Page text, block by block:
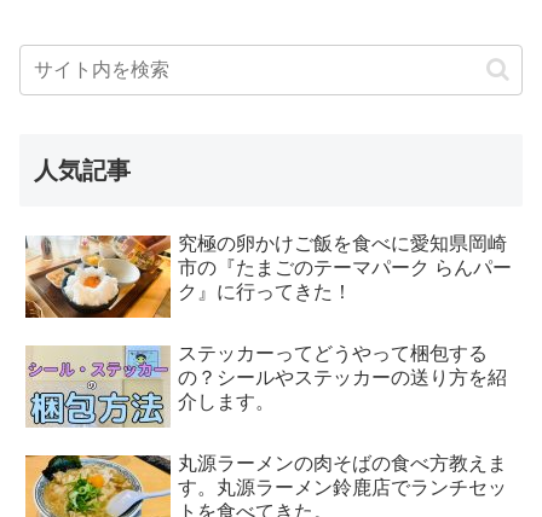
人気記事
究極の卵かけご飯を食べに愛知県岡崎
市の『たまごのテーマパーク らんパー
ク』に行ってきた！
ステッカーってどうやって梱包する
の？シールやステッカーの送り方を紹
介します。
丸源ラーメンの肉そばの食べ方教えま
す。丸源ラーメン鈴鹿店でランチセッ
トを食べてきた。